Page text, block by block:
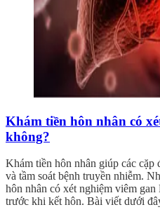
Khám tiền hôn nhân có
không?
Khám tiền hôn nhân giúp các cặp
và tầm soát bệnh truyền nhiễm.
hôn nhân có xét nghiệm viêm
trước khi kết hôn. Bài viết dưới